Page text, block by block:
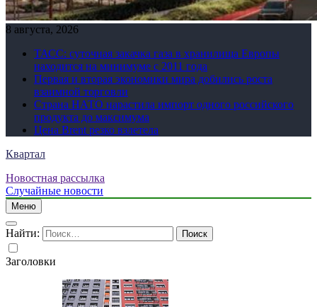
8 августа, 2026
ТАСС: суточная закачка газа в хранилища Европы
находится на минимуме с 2011 года
Первая и вторая экономики мира добились роста
взаимной торговли
Страна НАТО нарастила импорт одного российского
продукта до максимума
Цена Brent резко взлетела
Квартал
Новостная рассылка
Случайные новости
Меню
Найти:
Заголовки